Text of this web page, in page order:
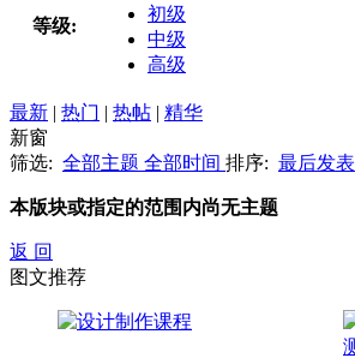
等级:
初级
中级
高级
最新 | 热门 | 热帖 | 精华
新窗
筛选: 全部主题 全部时间 排序: 最后发表
本版块或指定的范围内尚无主题
返 回
图文推荐